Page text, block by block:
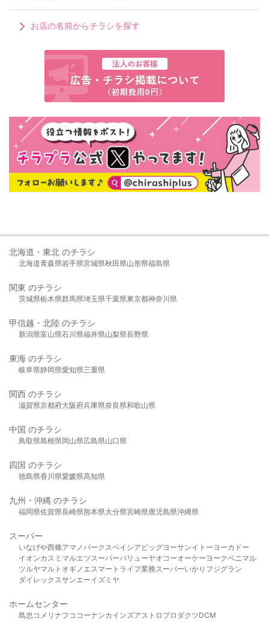
お店の名前からチラシを探す
北海道・東北 のチラシ
北海道青森県岩手県宮城県秋田県山形県福島県
関東 のチラシ
茨城県栃木県群馬県埼玉県千葉県東京都神奈川県
甲信越・北陸 のチラシ
新潟県富山県石川県福井県山梨県長野県
東海 のチラシ
岐阜県静岡県愛知県三重県
関西 のチラシ
滋賀県京都府大阪府兵庫県奈良県和歌山県
中国 のチラシ
鳥取県島根県岡山県広島県山口県
四国 のチラシ
徳島県香川県愛媛県高知県
九州・沖縄 のチラシ
福岡県佐賀県長崎県熊本県大分県宮崎県鹿児島県沖縄県
スーパー
いなげや西條アマノパークスベイシア ビッグヨーサンイトーヨーカドー
イオンカスミ マルエツスーパーバリューヤオコーオーケー ヨークベニマル
ツルヤマルト オギノ エスマート ライフ業務スーパーいかり フジグラン
ダイレックスサンエーイズミヤ
ホームセンター
島忠 コメリ ナフコ コーナンカインズアストロプロダクツDCM